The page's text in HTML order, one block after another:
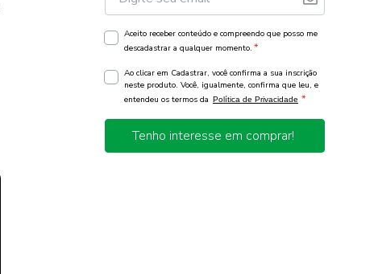
Aceito receber conteúdo e compreendo que posso me
descadastrar a qualquer momento. *
Ao clicar em Cadastrar, você confirma a sua inscrição
neste produto. Você, igualmente, confirma que leu, e
entendeu os termos da Política de Privacidade *
Tenho interesse em comprar!